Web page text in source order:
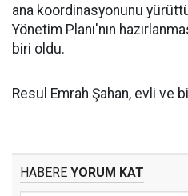
ana koordinasyonunu
Yönetim Planı'nın
biri oldu.
Resul Emrah Şahan, evli ve
HABERE YORUM KAT